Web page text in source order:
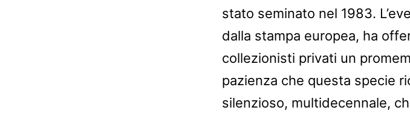
stato seminato nel 1983.
dalla stampa europea, ha
collezionisti privati un
pazienza che questa specie
silenzioso, multidecennale,